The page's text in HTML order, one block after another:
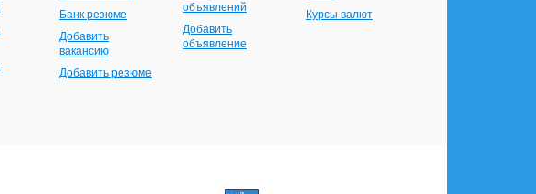
Банк резюме
Добавить
вакансию
Добавить резюме
объявлений
Добавить
объявление
Курсы валют